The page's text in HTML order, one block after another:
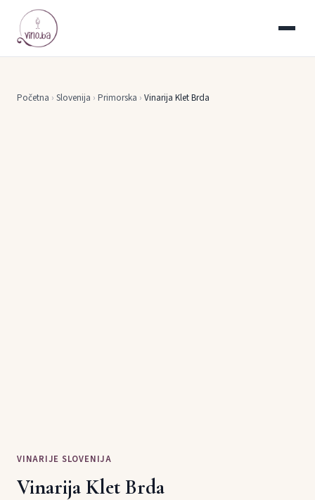
Početna › Slovenija › Primorska › Vinarija Klet Brda
VINARIJE SLOVENIJA
Vinarija Klet Brda